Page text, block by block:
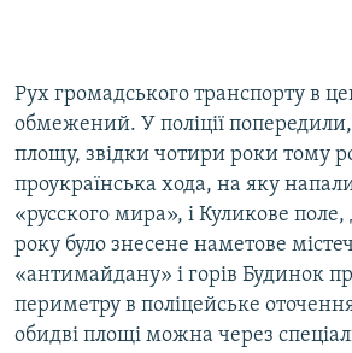
Рух громадського транспорту в
обмежений. У поліції
площу, звідки чотири роки тому
проукраїнська хода, на яку
«русского мира», і Куликове поле,
року було знесене наметове
«антимайдану» і горів Будинок
периметру в поліцейське
обидві площі можна через